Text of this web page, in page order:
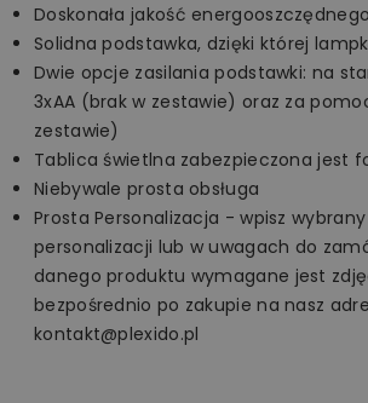
Doskonała jakość
Solidna podstawka, dzięki której
Dwie opcje zasilania podstawki: na
3xAA (brak w zestawie) oraz za
zestawie)
Tablica świetlna zabezpieczona jest
Niebywale prosta obsługa
Prosta Personalizacja - wpisz
personalizacji lub w uwagach do
danego produktu wymagane jest
bezpośrednio po zakupie na nasz
kontakt@plexido.pl